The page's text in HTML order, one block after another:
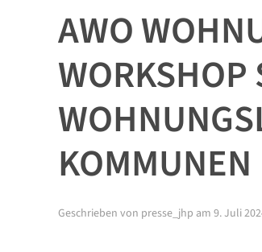
AWO
WORKSHOP
KOMMUNEN
Geschrieben von presse_jhp am 9. Juli